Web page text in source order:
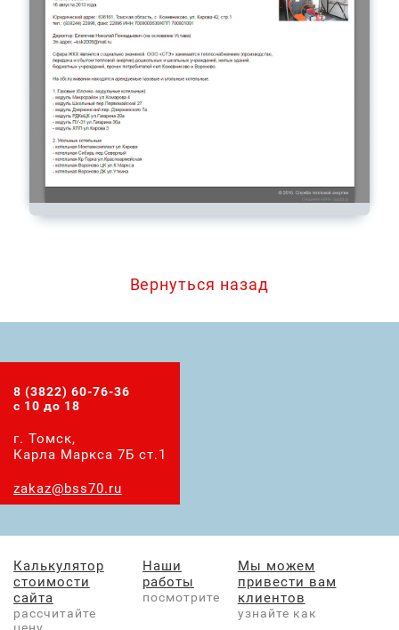
Вернуться назад
8 (3822) 60-76-36
с 10 до 18
г. Томск,
Карла Маркса 7Б ст.1
zakaz@bss70.ru
Калькулятор
стоимости
сайта
рассчитайте
цену
Наши
работы
посмотрите
Мы можем
привести вам
клиентов
узнайте как